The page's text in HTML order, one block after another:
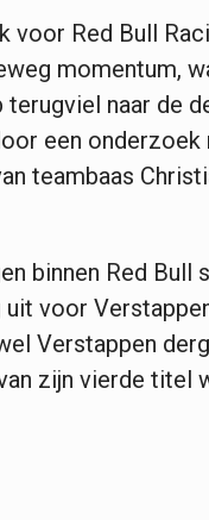
voor Red Bull
momentum,
naar de
een onderzoek
teambaas
binnen Red
voor
Verstappen
zijn vierde titel